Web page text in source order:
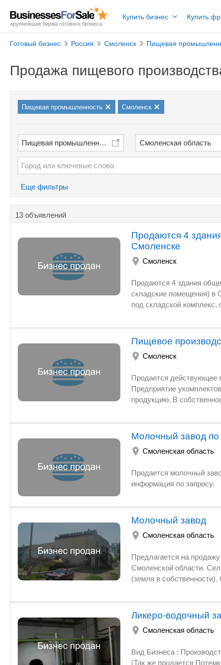
крупнейшая биржа готового бизнеса
Купить бизнес Купить
Готовый бизнес Россия Смоленск Пищевая
Продажа пищевого
Пищевая промышленность Смоленск
Пищевая промышленность Смоленская область
Еще фильтры
13 объявлений
Продаются 4
Смоленске
Смоленск
Продаются 4 здания общей площадью 2350
складские помещения) в
под складской комплекс, пищевое
Пищевое
Смоленск
Продается действующее
Предприятие укомплектовано
продукцию. В собственности 4 здания
Молочный завод по
Смоленская область
Продается молочный завод по производству сыров
информация по запросу.
Молочный завод
Смоленская область
Предлагается на продажу молокозавод в г.
Смоленской области. Сельхоз комплекс расположен на земельном участке площадью 1,8 га
(земля в собственности). Общая площадь недвижимого имущества составляет 4 438 кв.м., в
Административное здание, площадью – 411 кв.м. ;
склада, площадью 111 и260 кв.м.; Мазутохранилище, площадью
площадью-115 кв.м.; Артезианская
мощности комбината позволяют изготавливать различную молочную продукцию (фасованное
Ликеро-водочный
Смоленская область
Вид Бизнеса : Производство Продается Ликер-водочный завод " Стодолище" с
(Так же продается Потемкинский Спирт завод, так же с лицензиями и разрешениями, на сырье ,